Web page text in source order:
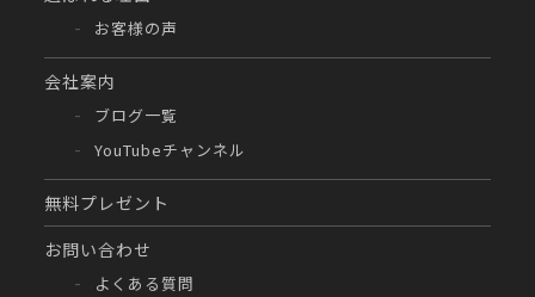
お客様の声
会社案内
ブログ一覧
YouTubeチャンネル
無料プレゼント
お問い合わせ
よくある質問